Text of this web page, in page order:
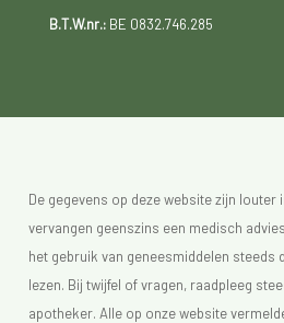
B.T.W.nr.:BE 0832.746.285
De gegevens op deze website zijn louter
vervangen geenszins een medisch
het gebruik van geneesmiddelen steeds
lezen. Bij twijfel of vragen, raadpleeg
apotheker. Alle op onze website